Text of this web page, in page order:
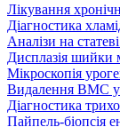
Лікування
Діагностика
Аналізи на
Дисплазія шийки
Мікроскопія
Видалення ВМС у
Діагностика
Пайпель-біопсія